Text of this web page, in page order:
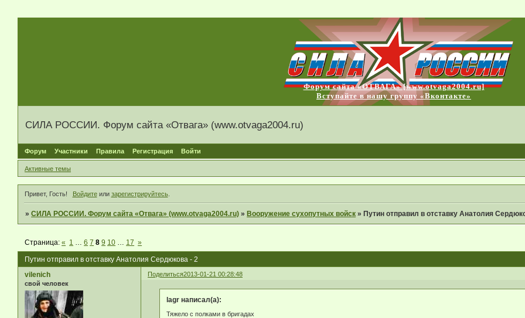
Форум сайта «ОТВАГА» [www.otvaga2004.ru]
Вступайте в нашу группу «Вконтакте»
СИЛА РОССИИ. Форум сайта «Отвага» (www.otvaga2004.ru)
Форум Участники Правила Регистрация Войти
Активные темы
Привет, Гость! Войдитеили зарегистрируйтесь.
»СИЛА РОССИИ. Форум сайта «Отвага» (www.otvaga2004.ru) » Вооружение сухопутных войск » Путин отправил в отставку Анатолия
Путин отправил в отставку Анатолия Сердюкова - 2
Страница:« 1 6 7 8 9 10 17 »
Поделиться2013-01-21 00:28:48
vilenich
свой человек
lagr написал(а):
Тяжело с полками в бригадах